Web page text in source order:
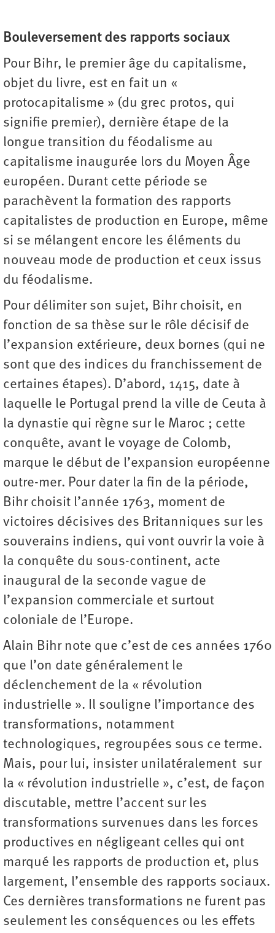
Bouleversement des rapports sociaux
Pour Bihr, le premier âge du capitalisme,
objet du livre, est en fait un «
protocapitalisme » (du grec protos, qui
signifie premier), dernière étape de la
longue transition du féodalisme au
capitalisme inaugurée lors du Moyen Âge
européen. Durant cette période se
parachèvent la formation des rapports
capitalistes de production en Europe, même
si se mélangent encore les éléments du
nouveau mode de production et ceux issus
du féodalisme.
Pour délimiter son sujet, Bihr choisit, en
fonction de sa thèse sur le rôle décisif de
l’expansion extérieure, deux bornes (qui ne
sont que des indices du franchissement de
certaines étapes). D’abord, 1415, date à
laquelle le Portugal prend la ville de Ceuta à
la dynastie qui règne sur le Maroc ; cette
conquête, avant le voyage de Colomb,
marque le début de l’expansion européenne
outre-mer. Pour dater la fin de la période,
Bihr choisit l’année 1763, moment de
victoires décisives des Britanniques sur les
souverains indiens, qui vont ouvrir la voie à
la conquête du sous-continent, acte
inaugural de la seconde vague de
l’expansion commerciale et surtout
coloniale de l’Europe.
Alain Bihr note que c’est de ces années 1760
que l’on date généralement le
déclenchement de la « révolution
industrielle ». Il souligne l’importance des
transformations, notamment
technologiques, regroupées sous ce terme.
Mais, pour lui, insister unilatéralement sur
la « révolution industrielle », c’est, de façon
discutable, mettre l’accent sur les
transformations survenues dans les forces
productives en négligeant celles qui ont
marqué les rapports de production et, plus
largement, l’ensemble des rapports sociaux.
Ces dernières transformations ne furent pas
seulement les conséquences ou les effets